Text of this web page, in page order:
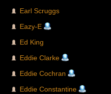
Earl Scruggs
Eazy-E
Ed King
Eddie Clarke
Eddie Cochran
Eddie Constantine